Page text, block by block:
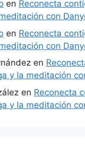
en Reconecta
con
en Reconecta
con
en
y la meditación
en Reconecta
y la meditación